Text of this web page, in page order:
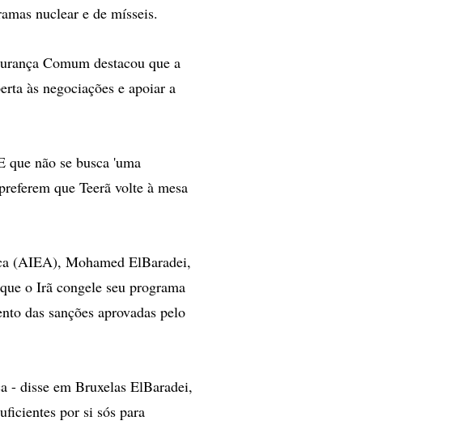
nuclear e de mísseis.
Comum destacou que a
às negociações e apoiar a
que não se busca 'uma
que Teerã volte à mesa
(AIEA), Mohamed ElBaradei,
o Irã congele seu programa
das sanções aprovadas pelo
- disse em Bruxelas ElBaradei,
por si sós para